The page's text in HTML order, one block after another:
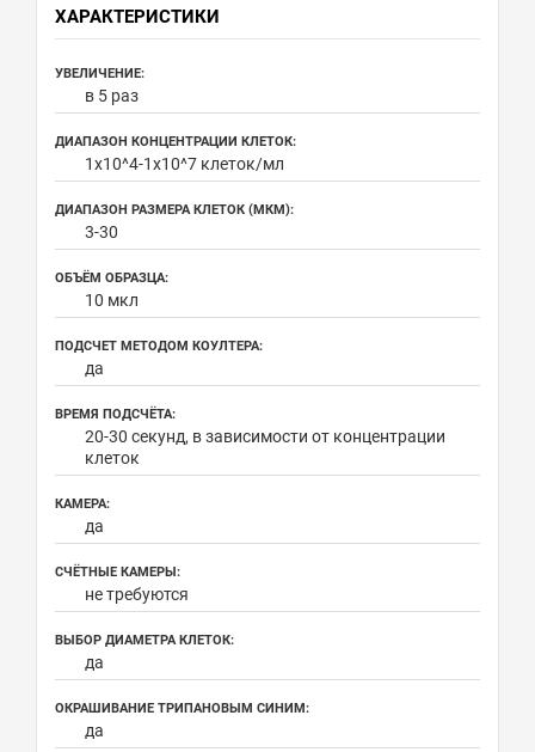
ХАРАКТЕРИСТИКИ
УВЕЛИЧЕНИЕ:
в 5 раз
ДИАПАЗОН КОНЦЕНТРАЦИИ КЛЕТОК:
1х10^4-1х10^7 клеток/мл
ДИАПАЗОН РАЗМЕРА КЛЕТОК (МКМ):
3-30
ОБЪЁМ ОБРАЗЦА:
10 мкл
ПОДСЧЕТ МЕТОДОМ КОУЛТЕРА:
да
ВРЕМЯ ПОДСЧЁТА:
20-30 секунд, в зависимости от концентрации
клеток
КАМЕРА:
да
СЧЁТНЫЕ КАМЕРЫ:
не требуются
ВЫБОР ДИАМЕТРА КЛЕТОК:
да
ОКРАШИВАНИЕ ТРИПАНОВЫМ СИНИМ:
да